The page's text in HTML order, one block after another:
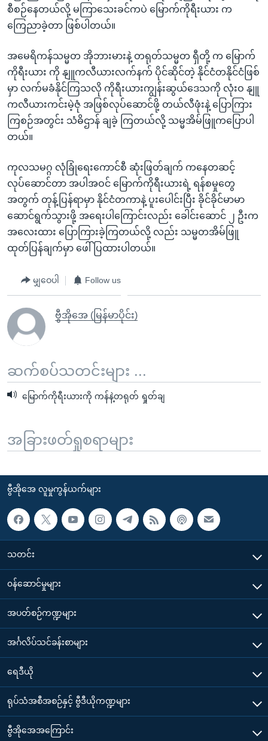
စီစဉ်နေတယ်လို့ မကြာသေးခင်ကပဲ မြောက်ကိုရီးယား က
ကြေညာခဲ့တာ ဖြစ်ပါတယ်။
အမေရိကန်သမ္မတ အိုဘားမားနဲ့ တရုတ်သမ္မတ ရှီတို့ က မြောက်
ကိုရီးယား ကို နျူကလီယားလက်နက် ပိုင်ဆိုင်တဲ့ နိုင်ငံတနိုင်ငံဖြစ်
မှာ လက်မခံနိုင်ကြသလို ကိုရီးယားကျွန်းဆွယ်ဒေသကို လုံးဝ နျူ
ကလီယားကင်းမဲ့ဇုံ အဖြစ်လုပ်ဆောင်ဖို့ တယ်လီဖုံးနဲ့ ပြောကြား
ကြစဉ်အတွင်း သံဓိဌာန် ချခဲ့ ကြတယ်လို့ သမ္မအိမ်ဖြူကပြောပါ
တယ်။
ကုလသမဂ္ဂ လုံခြုံရေးကောင်စီ ဆုံးဖြတ်ချက် ကနေတဆင့်
လုပ်ဆောင်တာ အပါအဝင် မြောက်ကိုရီးယားရဲ့ ရန်စမှုတွေ
အတွက် တုန့်ပြန်ရာမှာ နိုင်ငံတကာနဲ့ ပူးပေါင်းပြီး ခိုင်ခိုင်မာမာ
ဆောင်ရွက်သွားဖို့ အရေးပါကြောင်းလည်း ခေါင်းဆောင် ၂ ဦးက
အလေးထား ပြောကြားခဲ့ကြတယ်လို့ လည်း သမ္မတအိမ်ဖြူ
ထုတ်ပြန်ချက်မှာ ဖေါ်ပြထားပါတယ်။
မျှဝေပါ Follow us
ဗွီအိုအေ (မြန်မာပိုင်း)
ဆက်စပ်သတင်းများ ...
မြောက်ကိုရီးယားကို ကန်နဲ့တရုတ် ရှုတ်ချ
အခြားဖတ်ရှုစရာများ
ဗွီအိုအေ လူမှုကွန်ယက်များ
သတင်း
၀န်ဆောင်မှုများ
အပတ်စဉ်ကဏ္ဍများ
အင်္ဂလိပ်သင်ခန်းစာများ
ရေဒီယို
ရုပ်သံအစီအစဉ်နှင့် ဗွီဒီယိုကဏ္ဍများ
ဗွီအိုအေအကြောင်း